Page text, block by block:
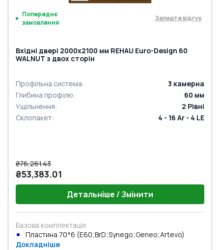
Попереднє
замовлення
Залиште відгук
Вхідні двері 2000x2100 мм REHAU Euro-Design 60
WALNUT з двох сторін
Профільна система: 3 камерна
Глибина профілю: 60 мм
Ущільнення: 2 Рівні
Склопакет: 4 - 16 Ar - 4 LE
₴76,261.43
₴53,383.01
Детальніше / Змінити
Базова комплектація
Пластина 70*6 (E60;BrD;Synego;Geneo;Artevo)
Докладніше